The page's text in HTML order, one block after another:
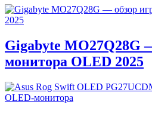
Gigabyte MO27Q28G
монитора OLED 2025